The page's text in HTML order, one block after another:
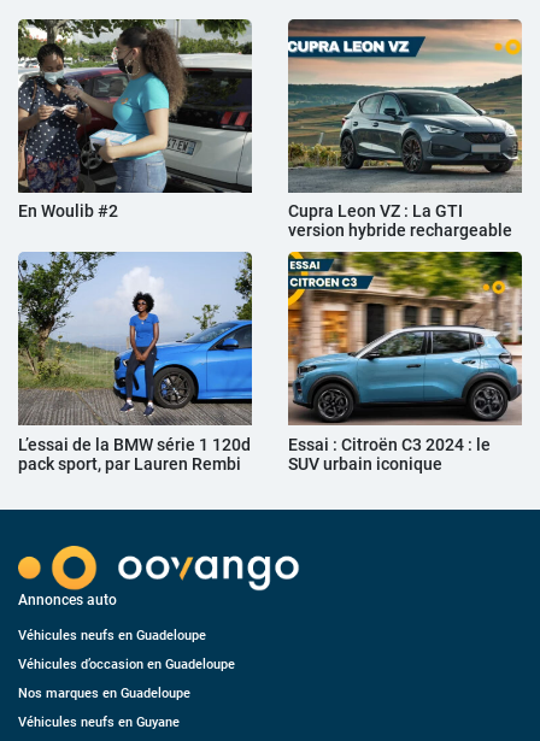
En Woulib #2
Cupra Leon VZ : La GTI
version hybride rechargeable
L’essai de la BMW série 1 120d
pack sport, par Lauren Rembi
Essai : Citroën C3 2024 : le
SUV urbain iconique
Annonces auto
Véhicules neufs en Guadeloupe
Véhicules d’occasion en Guadeloupe
Nos marques en Guadeloupe
Véhicules neufs en Guyane